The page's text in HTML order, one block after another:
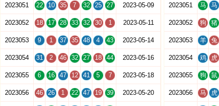
2023051 22 10 35 7 32 25 27 2023-05-09
2023052 18 17 28 33 32 30 1 2023-05-11
2023053 9 1 37 35 48 4 43 2023-05-14
2023054 31 2 46 32 27 18 44 2023-05-16
2023055 6 16 47 12 41 5 7 2023-05-18
2023056 46 26 1 22 47 19 39 2023-05-20
2023051 马 马
2023052 狗 猪
2023053 羊 兔
2023054 鸡 虎
2023055 狗 鼠
2023056 马 虎